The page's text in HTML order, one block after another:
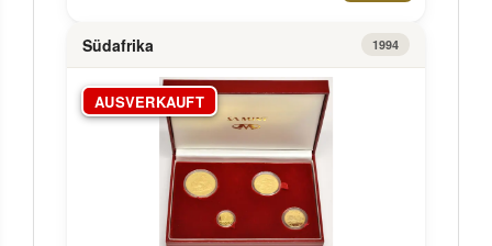
Südafrika 1994
AUSVERKAUFT